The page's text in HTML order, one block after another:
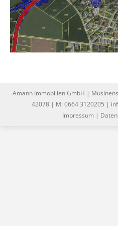
Amann Immobilien GmbH |
42078 | M: 0664 3120205 |
Impressum |